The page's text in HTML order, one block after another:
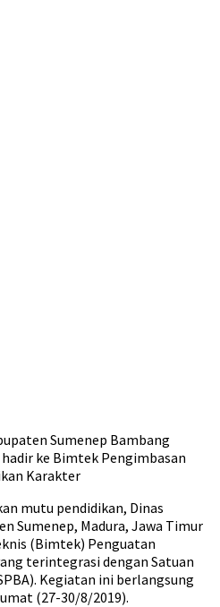
Sumenep Bambang
ke Bimtek Pengimbasan
Karakter
mutu pendidikan, Dinas
Sumenep, Madura, Jawa Timur
(Bimtek) Penguatan
terintegrasi dengan Satuan
Kegiatan ini berlangsung
(27-30/8/2019).